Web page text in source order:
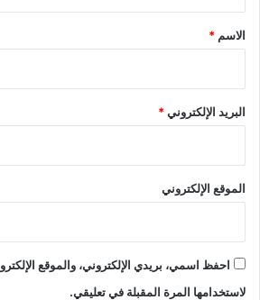
*
الاسم *
البريد الإلكتروني*
الموقع الإلكتروني
احفظ اسمي، بريدي الإلكتروني، والموقع
لاستخدامها المرة المقبلة في تعليقي.